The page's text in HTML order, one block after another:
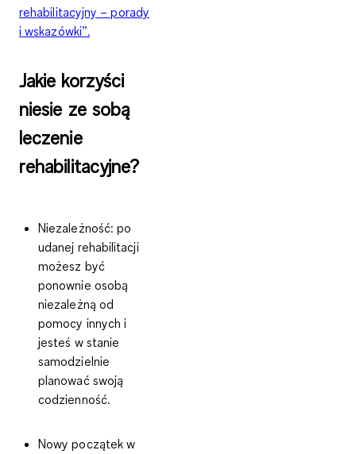
rehabilitacyjny – porady
i wskazówki”.
Jakie korzyści
niesie ze sobą
leczenie
rehabilitacyjne?
Niezależność: po
udanej rehabilitacji
możesz być
ponownie osobą
niezależną od
pomocy innych i
jesteś w stanie
samodzielnie
planować swoją
codzienność.
Nowy początek w